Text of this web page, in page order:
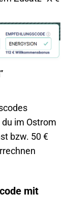
im Ostrom
bzw. 50 €
mit